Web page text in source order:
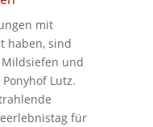
mit
haben, sind
Mildsiefen und
Lutz.
für